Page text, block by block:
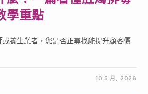
學重點
養生業者，您是否正尋找能提升顧客價
10 5 月, 2026